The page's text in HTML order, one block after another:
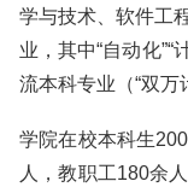
学与技术、软件工
业，其中“自动化”“
流本科专业（“双万
学院在校本科生
人，教职工180余